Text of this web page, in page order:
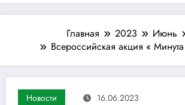
Главная 2023 Июнь
Всероссийская акция «
Новости 16.06.2023